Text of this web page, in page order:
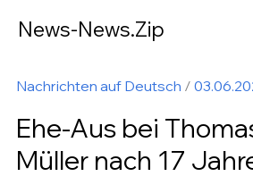
News-News.Zip
Nachrichten auf Deutsch /
Ehe-Aus bei
Müller nach 17